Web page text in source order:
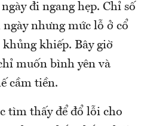
đi ngang hẹp. Chỉ số
nhưng mức lỗ ở cổ
khiếp. Bây giờ
muốn bình yên và
cầm tiền.
tìm thấy để đổ lỗi cho